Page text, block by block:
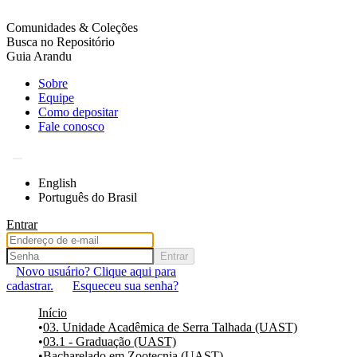
Comunidades & Coleções
Busca no Repositório
Guia Arandu
Sobre
Equipe
Como depositar
Fale conosco
English
Português do Brasil
Entrar
Entrar
Novo usuário? Clique aqui para
cadastrar.
Esqueceu sua senha?
Início
03. Unidade Acadêmica de Serra Talhada (UAST)
03.1 - Graduação (UAST)